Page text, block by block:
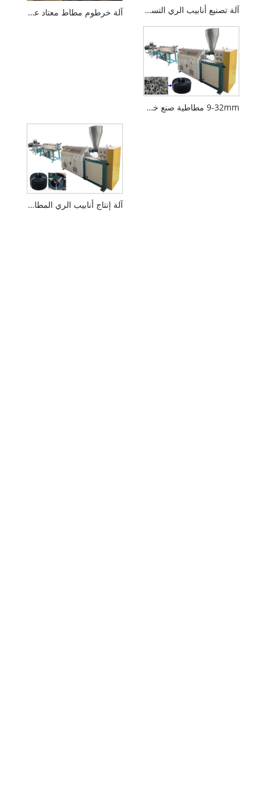
آلة خرطوم مطاط معتاد على الثمالة آلة تصنيع أنابيب الري التسرب
9-32mm مطاطية صنع خرطوم Soaker Soaker
آلة إنتاج أنابيب الري المطاطية باستخدام الإطارات المطاطية